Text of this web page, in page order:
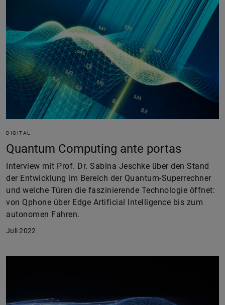
DIGITAL
Quantum Computing ante portas
Interview mit Prof. Dr. Sabina Jeschke über den Stand
der Entwicklung im Bereich der Quantum-Superrechner
und welche Türen die faszinierende Technologie öffnet:
von Qphone über Edge Artificial Intelligence bis zum
autonomen Fahren.
Juli 2022